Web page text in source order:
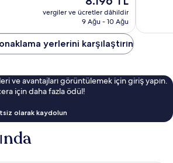
fiyat:
8.196 TL
vergiler ve ücretler dâhildir
9 Ağu - 10 Ağu
yerlerini karşılaştırın
ve avantajları görüntülemek için giriş yapın.
için daha fazla ödül!
olarak kaydolun